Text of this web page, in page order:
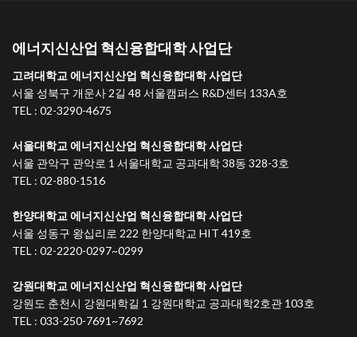
에너지신산업 혁신융합대학 사업단
고려대학교 에너지신산업 혁신융합대학 사업단
서울 성북구 개운사 2길 48 서울캠퍼스 R&D센터 133A호
TEL : 02-3290-4675
서울대학교 에너지신산업 혁신융합대학 사업단
서울 관악구 관악로 1 서울대학교 공과대학 38동 328-3호
TEL : 02-880-1516
한양대학교 에너지신산업 혁신융합대학 사업단
서울 성동구 왕십리로 222 한양대학교 HIT 419호
TEL : 02-2220-0297~0299
강원대학교 에너지신산업 혁신융합대학 사업단
강원도 춘천시 강원대학길 1 강원대학교 공과대학2호관 103호
TEL : 033-250-7691~7692